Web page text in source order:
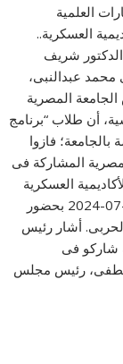
العلمية
العسكرية..
شريف
عبدالنبى،
المصرية
أن طلاب “برنامج
بالجامعة؛ فازوا
المشاركة فى
العسكرية
المصرية” والتى أقيمت فى الفترة من 23 إلى 25-07-2024 بحضور
أشار رئيس
شاركو فى
رئيس مجلس